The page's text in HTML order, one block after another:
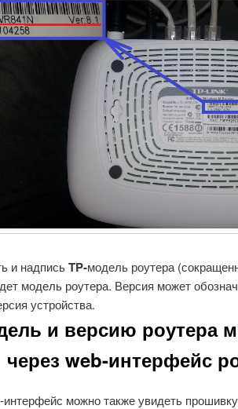
и надписьTP-модель роутера
модель роутера. Версия может
устройства.
и версию роутера
через web-интерфейс
интерфейс можно также увидеть